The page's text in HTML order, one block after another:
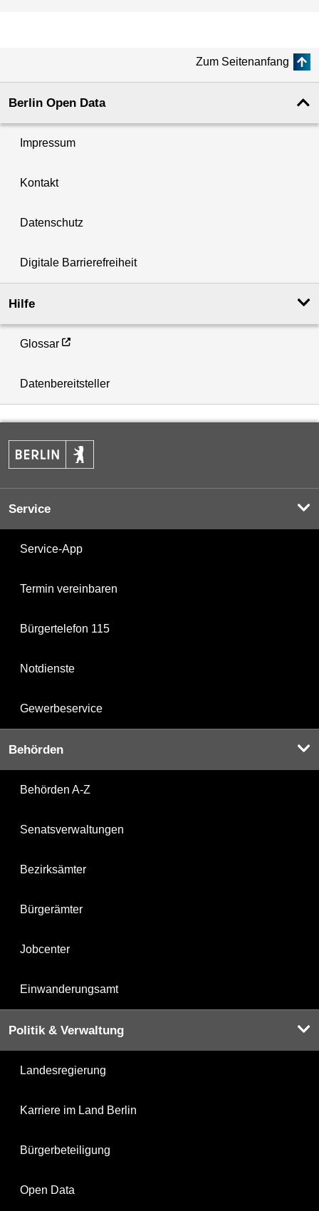
Zum Seitenanfang
Berlin Open Data
Impressum
Kontakt
Datenschutz
Digitale Barrierefreiheit
Hilfe
Glossar
Datenbereitsteller
Service
Service-App
Termin vereinbaren
Bürgertelefon 115
Notdienste
Gewerbeservice
Behörden
Behörden A-Z
Senatsverwaltungen
Bezirksämter
Bürgerämter
Jobcenter
Einwanderungsamt
Politik & Verwaltung
Landesregierung
Karriere im Land Berlin
Bürgerbeteiligung
Open Data